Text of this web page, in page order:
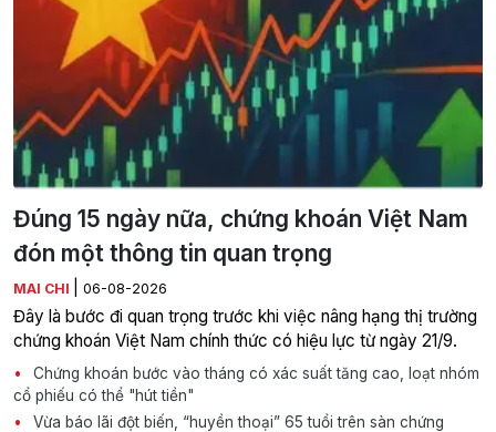
Đúng 15 ngày nữa, chứng khoán Việt Nam
đón một thông tin quan trọng
MAI CHI 06-08-2026
Đây là bước đi quan trọng trước khi việc nâng hạng thị trường
chứng khoán Việt Nam chính thức có hiệu lực từ ngày 21/9.
Chứng khoán bước vào tháng có xác suất tăng cao, loạt nhóm
cổ phiếu có thể "hút tiền"
Vừa báo lãi đột biến, “huyền thoại” 65 tuổi trên sàn chứng